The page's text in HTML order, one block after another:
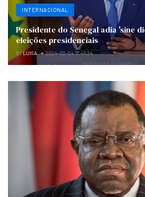
INTERNACIONAL
Presidente do Senegal adia 'sine
eleições presidenciais
BYLUISA 2024-02-04 11:46:24